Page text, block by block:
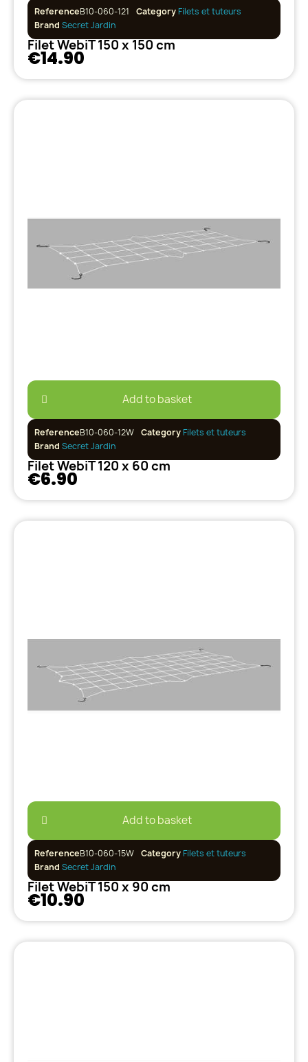
ReferenceB10-060-121 CategoryFilets et tuteurs
Brand Secret Jardin
Filet WebiT 150 x 150 cm
€14.90
Add to basket
ReferenceB10-060-12W CategoryFilets et tuteurs
Brand Secret Jardin
Filet WebiT 120 x 60 cm
€6.90
Add to basket
ReferenceB10-060-15W CategoryFilets et tuteurs
Brand Secret Jardin
Filet WebiT 150 x 90 cm
€10.90